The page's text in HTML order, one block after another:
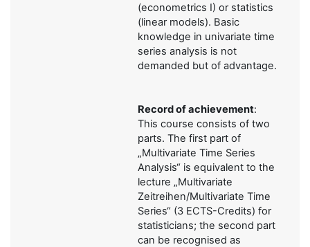
(econometrics I) or statistics
(linear models). Basic
knowledge in univariate time
series analysis is not
demanded but of advantage.
Record of achievement:
This course consists of two
parts. The first part of
„Multivariate Time Series
Analysis“ is equivalent to the
lecture „Multivariate
Zeitreihen/Multivariate Time
Series“ (3 ECTS-Credits) for
statisticians; the second part
can be recognised as